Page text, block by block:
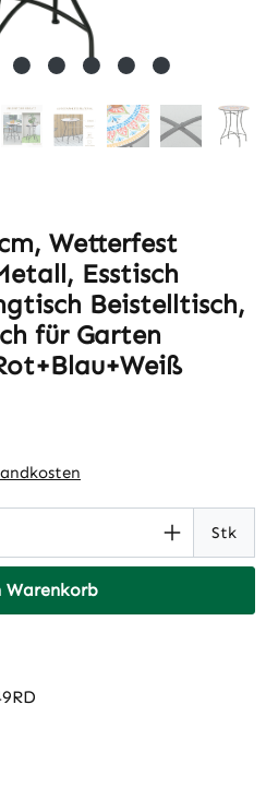
Wetterfest
Esstisch
Beistelltisch,
für Garten
den gewünschtenStk
Warenkorb